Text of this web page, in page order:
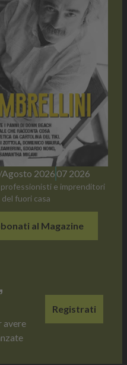
2026 07 2026
professionisti e imprenditori
fuori casa
al Magazine
avere
Registrati